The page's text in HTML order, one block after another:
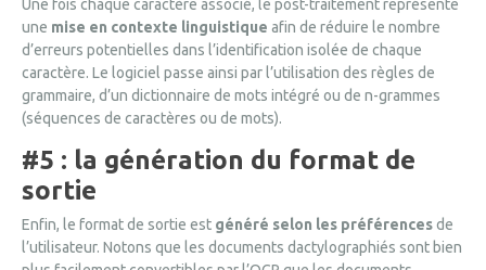
Une fois chaque caractère associé, le post-traitement représente
une mise en contexte linguistique afin de réduire le nombre
d’erreurs potentielles dans l’identification isolée de chaque
caractère. Le logiciel passe ainsi par l’utilisation des règles de
grammaire, d’un dictionnaire de mots intégré ou de n-grammes
(séquences de caractères ou de mots).
#5 : la génération du format de
sortie
Enfin, le format de sortie est généré selon les préférencesde
l’utilisateur. Notons que les documents dactylographiés sont bien